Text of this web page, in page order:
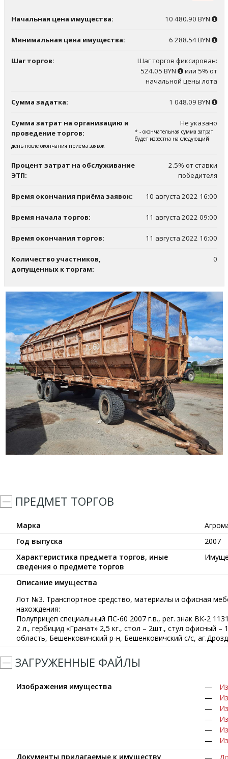
Начальная цена имущества: 10 480.90 BYN
Минимальная цена имущества: 6 288.54 BYN
Шаг торгов:
Шаг торгов фиксирован:
524.05 BYN
или 5% от
начальной цены лота
Сумма задатка: 1 048.09 BYN
Сумма затрат на организацию и
проведение торгов:
Не указано
* - окончательная сумма затрат
будет известна на следующий
день после окончания приема заявок
Процент затрат на обслуживание
ЭТП:
2.5% от ставки
победителя
Время окончания приёма заявок: 10 августа 2022 16:00
Время начала торгов: 11 августа 2022 09:00
Время окончания торгов: 11 августа 2022 16:00
Количество участников,
допущенных к торгам:
0
ПРЕДМЕТ ТОРГОВ
Марка
Год выпуска
2007
Характеристика предмета торгов, иные
сведения о предмете торгов
Описание имущества
Лот №3. Транспортное средство, материалы и офисная
нахождения:
Полуприцеп специальный ПС-60 2007 г.в., рег. знак ВК-2
2 л., гербицид «Гранат» 2,5 кг., стол – 2шт., стул офисный
область, Бешенковичский р-н, Бешенковичский с/с,
ЗАГРУЖЕННЫЕ ФАЙЛЫ
Изображения имущества
Документы прилагаемые к имуществу